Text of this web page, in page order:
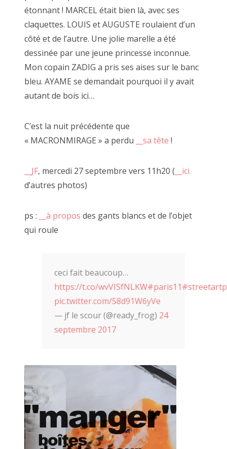
2017 août
2017 juillet
2017 juin
2017 mai
2017 avril
2017 mars
2017 février
2016 décembre
2016 août
2016 juillet
2016 juin
2016 mai
2016 janvier
2015 décembre
étonnant ! MARCEL était bien là, avec ses
claquettes. LOUIS et AUGUSTE roulaient d’un
côté et de l’autre. Une jolie marelle a été
dessinée par une jeune princesse inconnue.
Mon copain ZADIG a pris ses aises sur le banc
bleu. AYAME se demandait pourquoi il y avait
autant de bois ici…
C’est la nuit précédente que
« MACRONMIRAGE » a perdu
__sa tête !
__JF, mercedi 27 septembre vers 11h20 ( __ici
d’autres photos)
ps : __à propos des gants blancs et de l’objet
qui roule
ceci fait beaucoup…
https://t.co/wvVISfNLKW#paris11
pic.twitter.com/58d91W6yVe
— jf le scour (@ready_frog) 24
septembre 2017